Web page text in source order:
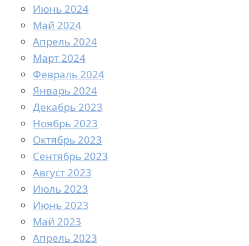
Июнь 2024
Май 2024
Апрель 2024
Март 2024
Февраль 2024
Январь 2024
Декабрь 2023
Ноябрь 2023
Октябрь 2023
Сентябрь 2023
Август 2023
Июль 2023
Июнь 2023
Май 2023
Апрель 2023